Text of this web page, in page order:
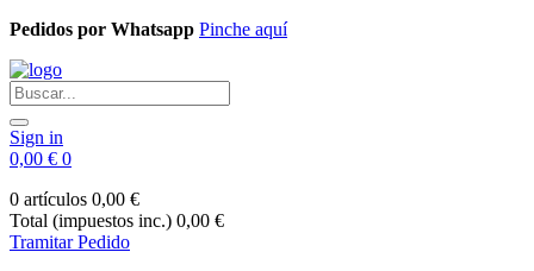
Pedidos por Whatsapp Pinche aquí
Sign in
0,00 € 0
0 artículos 0,00 €
Total (impuestos inc.) 0,00 €
Tramitar Pedido